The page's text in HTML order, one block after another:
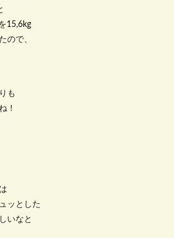
15,6kg
ので、
も
！
ッとした
いなと